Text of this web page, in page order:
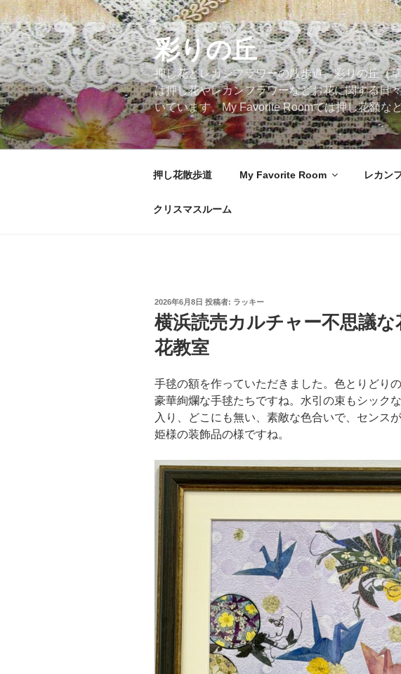
コ
ン
テ
ン
ツ
へ
ス
キ
ッ
彩りの丘
押し花とレカンフラワーの散歩道。彩りの丘（
は押し花やレカンフラワーなどお花に関する日
いています。My Favorite Roomでは押し花額な
押し花散歩道 My Favorite Room レカン
クリスマスルーム
投
稿
日:
2026年6月8日 投稿者: ラッキー
横浜読売カルチャー不思議な
花教室
手毬の額を作っていただきました。色とりどり
豪華絢爛な手毬たちですね。水引の束もシック
入り、どこにも無い、素敵な色合いで、センス
姫様の装飾品の様ですね。